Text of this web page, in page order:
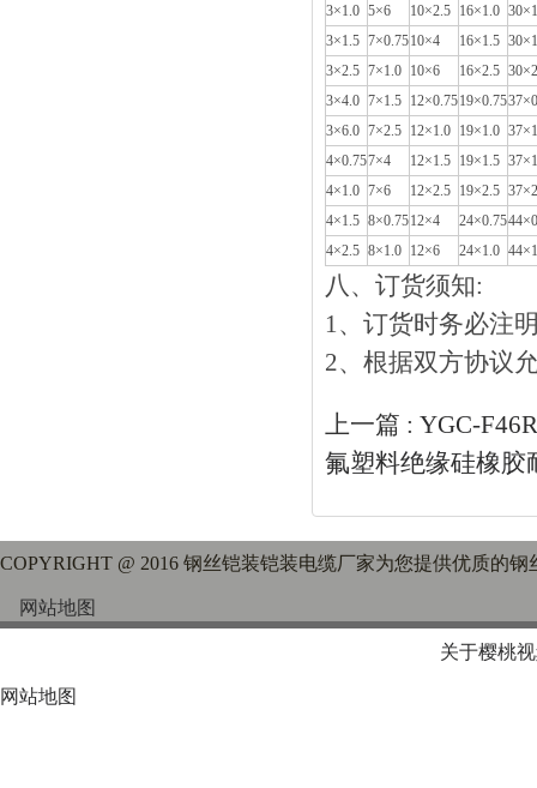
3×1.0 5×6 10×2.5 16×1.0
3×1.5 7×0.7510×4 16×1.5
3×2.5 7×1.0 10×6 16×2.5
3×4.0 7×1.5 12×0.7519×0.75
3×6.0 7×2.5 12×1.0 19×1.0
4×0.757×4 12×1.5 19×1.5
4×1.0 7×6 12×2.5 19×2.5
4×1.5 8×0.7512×4 24×0.75
4×2.5 8×1.0 12×6 24×1.0
八、订货须知:
1、订货时务必注明
2、根据双方协
上一篇 : YGC-
氟塑料绝缘硅橡胶
COPYRIGHT @ 2016 钢丝铠装铠装电缆厂家为您提供优质的钢
网站地图
关于樱桃
网站地图